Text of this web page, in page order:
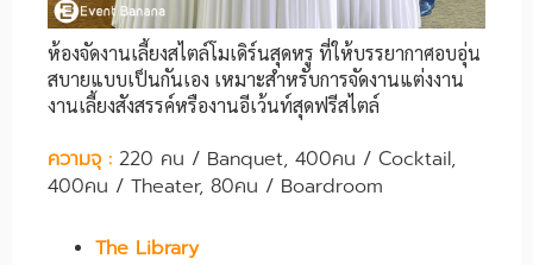
ห้องจัดงานเลี้ยงสไตล์โมเดิร์นสุดหรู ที่ให้บรรยากาศอบอุ่น
สบายแบบเป็นกันเอง เหมาะสำหรับการจัดงานแต่งงาน
งานเลี้ยงสังสรรค์หรืองานอีเว้นท์สุดฟรีสไตล์
ความจุ : 220 คน / Banquet, 400คน / Cocktail,
400คน / Theater, 80คน / Boardroom
The Library